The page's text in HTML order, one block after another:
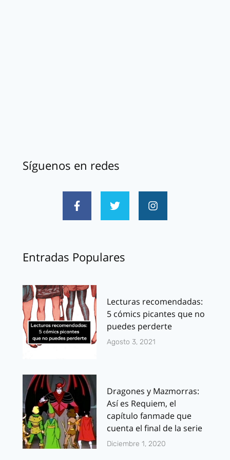
Síguenos en redes
Entradas Populares
Lecturas recomendadas:
5 cómics picantes que no
puedes perderte
Agosto 3, 2021
Dragones y Mazmorras:
Así es Requiem, el
capítulo fanmade que
cuenta el final de la serie
Diciembre 1, 2020